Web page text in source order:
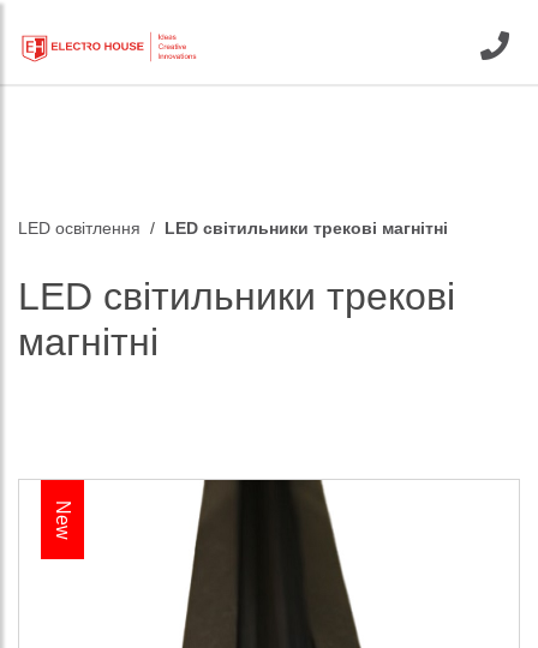
LED освітлення LED світильники трекові магнітні
LED світильники трекові
магнітні
New